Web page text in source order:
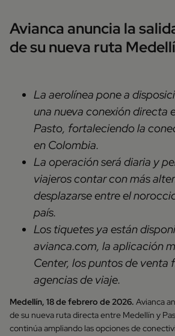
Avianca anuncia la
de su nueva ruta
La aerolínea pone a
una nueva conexión directa
Pasto, fortaleciendo la
en Colombia.
La operación será diaria y
viajeros contar con más
desplazarse entre el
país.
Los tiquetes ya están
avianca.com, la aplicación
Center, los puntos de venta
agencias de viaje.
Medellín, 18 de febrero de 2026. Avianca
de su nueva ruta directa entre Medellín y
continúa ampliando las opciones de